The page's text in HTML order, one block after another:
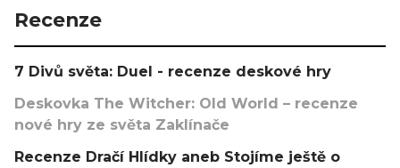
Recenze
7 Divů světa: Duel - recenze deskové hry
Deskovka The Witcher: Old World – recenze
nové hry ze světa Zaklínače
Recenze Dračí Hlídky aneb Stojíme ještě o